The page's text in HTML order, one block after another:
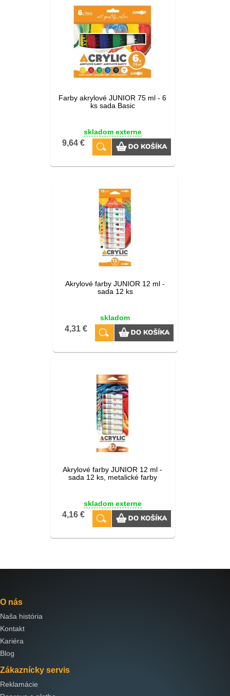
Farby akrylové JUNIOR 75 ml - 6
ks sada Basic
skladom externe
9,64 €
Akrylové farby JUNIOR 12 ml -
sada 12 ks
skladom
4,31 €
Akrylové farby JUNIOR 12 ml -
sada 12 ks, metalické farby
skladom externe
4,16 €
O nás
Naša história
Kontakt
Kariéra
Blog
Zákaznícky servis
Reklamácie